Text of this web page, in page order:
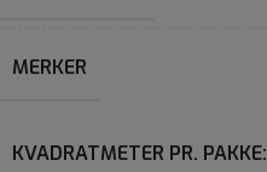
MERKER
KVADRATMETER PR. PAKKE: